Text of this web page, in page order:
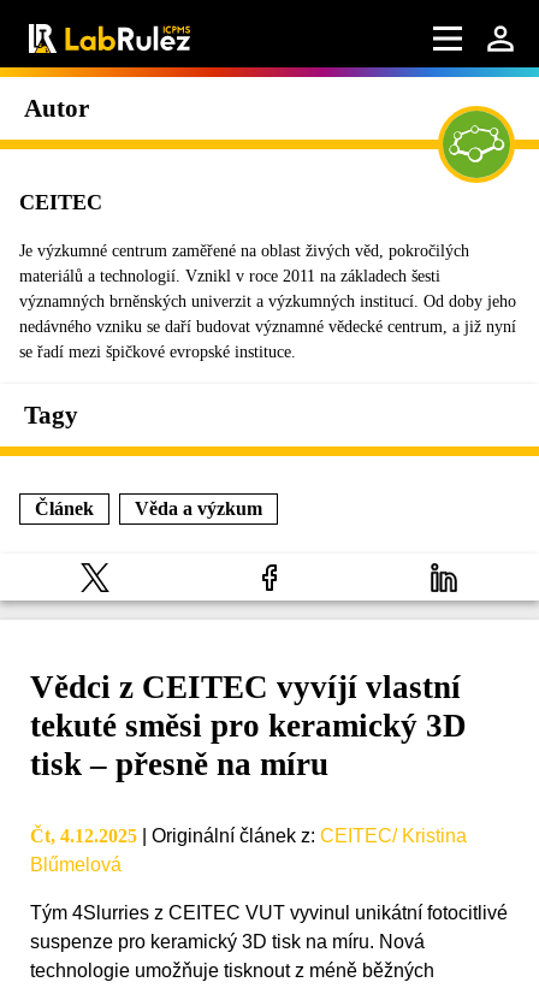
Autor
CEITEC
Je výzkumné centrum zaměřené na oblast živých věd, pokročilých
materiálů a technologií. Vznikl v roce 2011 na základech šesti
významných brněnských univerzit a výzkumných institucí. Od doby jeho
nedávného vzniku se daří budovat významné vědecké centrum, a již nyní
se řadí mezi špičkové evropské instituce.
Tagy
Článek Věda a výzkum
Vědci z CEITEC vyvíjí vlastní
tekuté směsi pro keramický 3D
tisk – přesně na míru
Čt, 4.12.2025 Originální článek z: CEITEC/ Kristina
Blűmelová
Tým 4Slurries z CEITEC VUT vyvinul unikátní fotocitlivé
suspenze pro keramický 3D tisk na míru. Nová
technologie umožňuje tisknout z méně běžných